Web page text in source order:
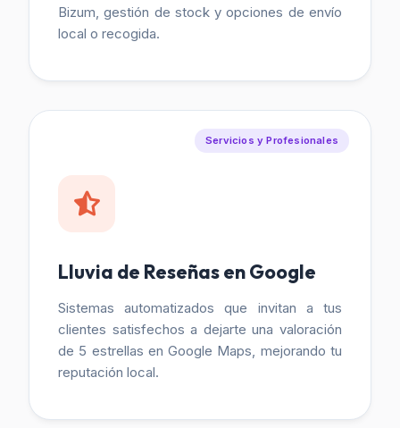
Bizum, gestión de stock y opciones de envío
local o recogida.
Servicios y Profesionales
Lluvia de Reseñas en Google
Sistemas automatizados que invitan a tus
clientes satisfechos a dejarte una valoración
de 5 estrellas en Google Maps, mejorando tu
reputación local.